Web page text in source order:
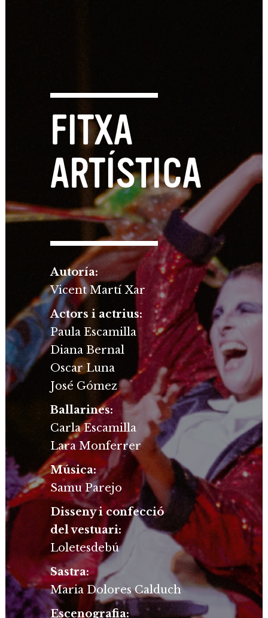
FITXA
ARTÍSTICA
Autoría:
Vicent Martí Xar
Actors i actrius:
Paula Escamilla
Diana Bernal
Oscar Luna
José Gómez
Ballarines:
Carla Escamilla
Lara Monferrer
Música:
Samu Parejo
Disseny i confecció
del vestuari:
Loletesdebú
Sastra:
Maria Dolores Calduch
Escenografia: